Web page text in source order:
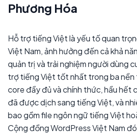
Phương Hóa
Hỗ trợ tiếng Việt là yếu tố quan
Việt Nam, ảnh hưởng đến cả khả
quản trị và trải nghiệm người dùng
trợ tiếng Việt tốt nhất trong ba nền
core đầy đủ và chính thức, hầu hết
đã được dịch sang tiếng Việt, và
bao gồm file ngôn ngữ tiếng Việt
Cộng đồng WordPress Việt Nam